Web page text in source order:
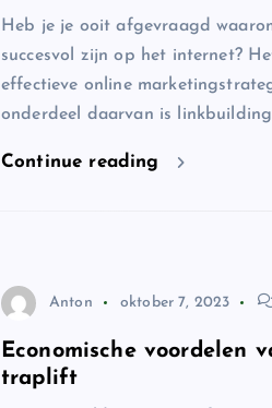
Heb je je ooit afgevraagd
succesvol zijn op het internet?
effectieve online
onderdeel daarvan is
Continue reading
Anton oktober 7, 2023
Economische voordelen
traplift